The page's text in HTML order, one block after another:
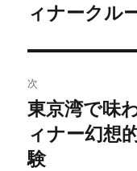
ナ
ビ
ゲ
ー
シ
の
稿:
ィナークル
次
次
の
投
東京湾で味
ィナー幻想
験